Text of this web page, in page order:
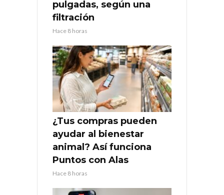
pulgadas, según una
filtración
Hace 8 horas
¿Tus compras pueden
ayudar al bienestar
animal? Así funciona
Puntos con Alas
Hace 8 horas